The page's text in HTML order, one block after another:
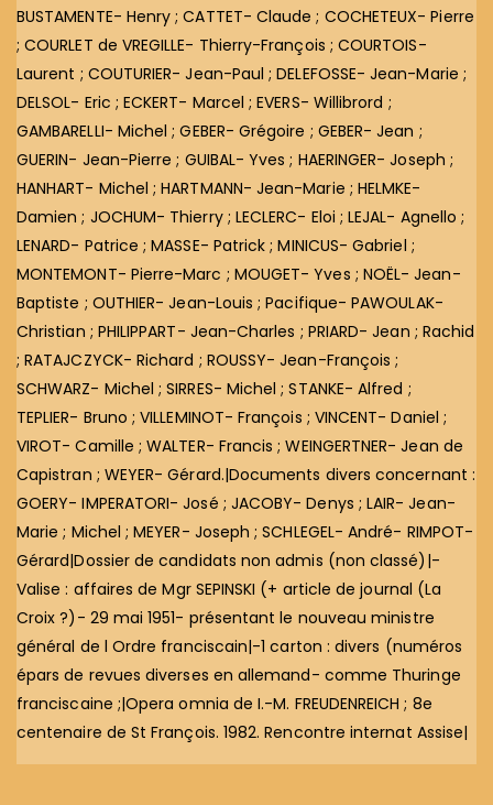
BUSTAMENTE- Henry ; CATTET- Claude ; COCHETEUX- Pierre
; COURLET de VREGILLE- Thierry-François ; COURTOIS-
Laurent ; COUTURIER- Jean-Paul ; DELEFOSSE- Jean-Marie ;
DELSOL- Eric ; ECKERT- Marcel ; EVERS- Willibrord ;
GAMBARELLI- Michel ; GEBER- Grégoire ; GEBER- Jean ;
GUERIN- Jean-Pierre ; GUIBAL- Yves ; HAERINGER- Joseph ;
HANHART- Michel ; HARTMANN- Jean-Marie ; HELMKE-
Damien ; JOCHUM- Thierry ; LECLERC- Eloi ; LEJAL- Agnello ;
LENARD- Patrice ; MASSE- Patrick ; MINICUS- Gabriel ;
MONTEMONT- Pierre-Marc ; MOUGET- Yves ; NOËL- Jean-
Baptiste ; OUTHIER- Jean-Louis ; Pacifique- PAWOULAK-
Christian ; PHILIPPART- Jean-Charles ; PRIARD- Jean ; Rachid
; RATAJCZYCK- Richard ; ROUSSY- Jean-François ;
SCHWARZ- Michel ; SIRRES- Michel ; STANKE- Alfred ;
TEPLIER- Bruno ; VILLEMINOT- François ; VINCENT- Daniel ;
VIROT- Camille ; WALTER- Francis ; WEINGERTNER- Jean de
Capistran ; WEYER- Gérard.|Documents divers concernant :
GOERY- IMPERATORI- José ; JACOBY- Denys ; LAIR- Jean-
Marie ; Michel ; MEYER- Joseph ; SCHLEGEL- André- RIMPOT-
Gérard|Dossier de candidats non admis (non classé)|-
Valise : affaires de Mgr SEPINSKI (+ article de journal (La
Croix ?)- 29 mai 1951- présentant le nouveau ministre
général de l Ordre franciscain|-1 carton : divers (numéros
épars de revues diverses en allemand- comme Thuringe
franciscaine ;|Opera omnia de I.-M. FREUDENREICH ; 8e
centenaire de St François. 1982. Rencontre internat Assise|